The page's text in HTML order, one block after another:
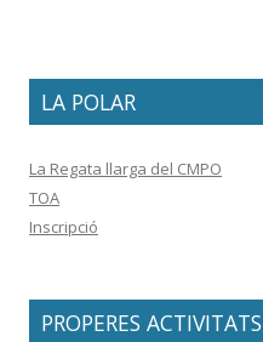
LA POLAR
La Regata llarga del CMPO
TOA
Inscripció
PROPERES ACTIVITATS